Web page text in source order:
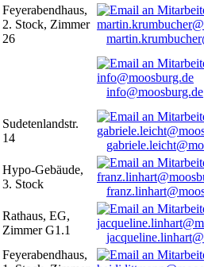
Feyerabendhaus,
2. Stock, Zimmer
26
info@moosburg.de
Sudetenlandstr.
14
Hypo-Gebäude,
3. Stock
Rathaus, EG,
Zimmer G1.1
Feyerabendhaus,